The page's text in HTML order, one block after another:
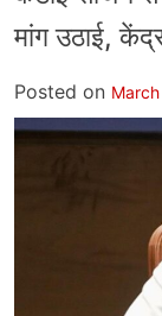
मांग उठाई,
Posted on